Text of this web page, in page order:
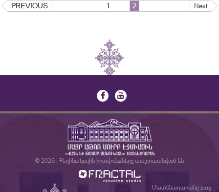
PREVIOUS 1 2 Next
© 2026 | Հեղինակային իրավունքները պաշտպանված են
Մատենադարանը բաց